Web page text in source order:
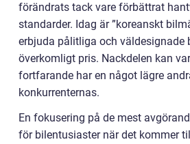
förändrats tack vare förbättrat
standarder. Idag är ”koreanskt
erbjuda pålitliga och väldesignade
överkomligt pris. Nackdelen kan
fortfarande har en något lägre
konkurrenternas.
En fokusering på de mest
för bilentusiaster när det kommer